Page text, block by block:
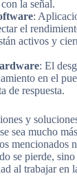
la señal.
:
el
activos y
: El
en el
de respuesta.
y
sea mucho
mencionados
se pierde,
al trabajar en